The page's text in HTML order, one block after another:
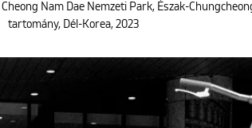
Nam Dae Nemzeti Park, Észak-
tartomány, Dél-Korea, 2023